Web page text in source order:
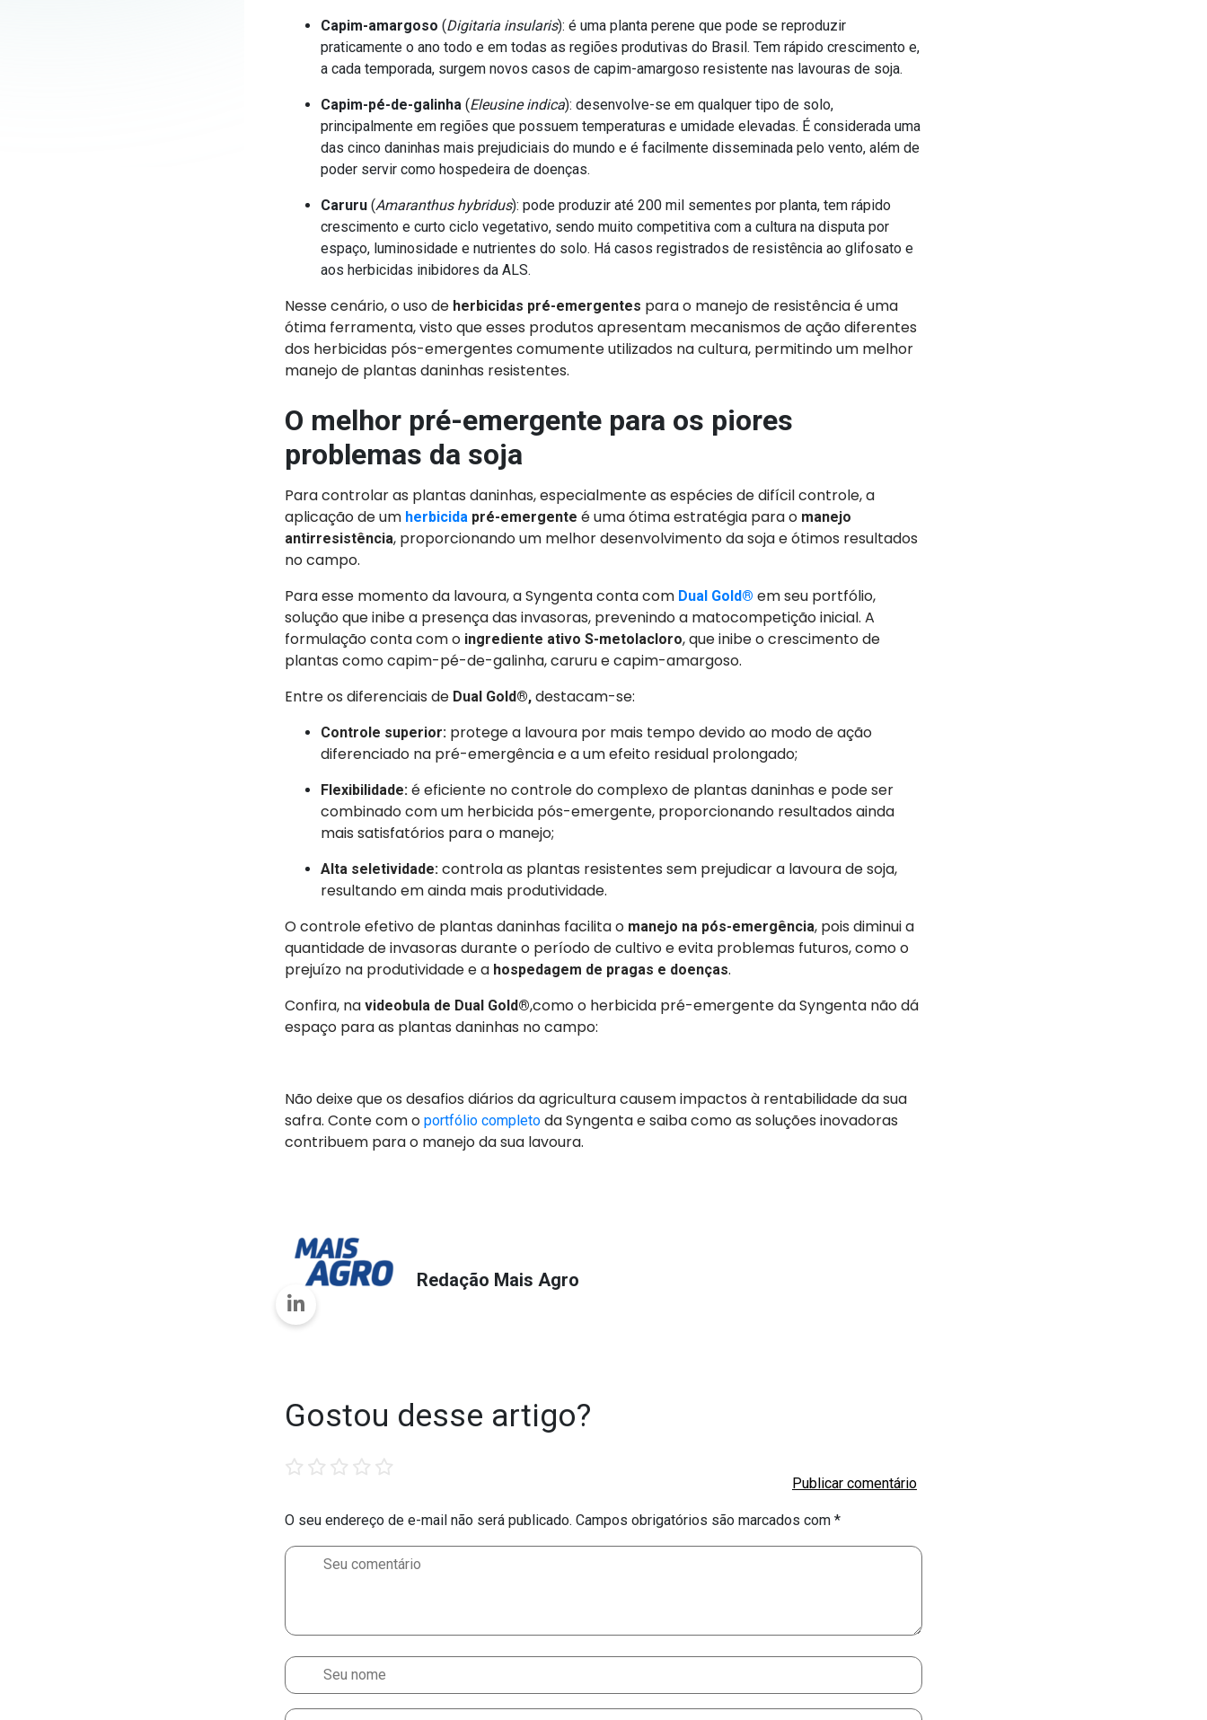
Capim-amargoso (Digitaria insularis): é uma planta perene que pode se reproduzir
praticamente o ano todo e em todas as regiões produtivas do Brasil. Tem rápido crescimento e,
a cada temporada, surgem novos casos de capim-amargoso resistente nas lavouras de soja.
Capim-pé-de-galinha(Eleusine indica): desenvolve-se em qualquer tipo de solo,
principalmente em regiões que possuem temperaturas e umidade elevadas. É considerada uma
das cinco daninhas mais prejudiciais do mundo e é facilmente disseminada pelo vento, além de
poder servir como hospedeira de doenças.
Caruru(Amaranthus hybridus): pode produzir até 200 mil sementes por planta, tem rápido
crescimento e curto ciclo vegetativo, sendo muito competitiva com a cultura na disputa por
espaço, luminosidade e nutrientes do solo. Há casos registrados de resistência ao glifosato e
aos herbicidas inibidores da ALS.
Nesse cenário, o uso de herbicidas pré-emergentes para o manejo de resistência é uma
ótima ferramenta, visto que esses produtos apresentam mecanismos de ação diferentes
dos herbicidas pós-emergentes comumente utilizados na cultura, permitindo um melhor
manejo de plantas daninhas resistentes.
O melhor pré-emergente para os piores
problemas da soja
Para controlar as plantas daninhas, especialmente as espécies de difícil controle, a
aplicação de um herbicidapré-emergente é uma ótima estratégia para o manejo
antirresistência, proporcionando um melhor desenvolvimento da soja e ótimos resultados
no campo.
Para esse momento da lavoura, a Syngenta conta com Dual Gold® em seu portfólio,
solução que inibe a presença das invasoras, prevenindo a matocompetição inicial. A
formulação conta com o ingrediente ativo S-metolacloro, que inibe o crescimento de
plantas como capim-pé-de-galinha, caruru e capim-amargoso.
Entre os diferenciais de Dual Gold®,destacam-se:
Controle superior:protege a lavoura por mais tempo devido ao modo de ação
diferenciado na pré-emergência e a um efeito residual prolongado;
Flexibilidade: é eficiente no controle do complexo de plantas daninhas e pode ser
combinado com um herbicida pós-emergente, proporcionando resultados ainda
mais satisfatórios para o manejo;
Alta seletividade: controla as plantas resistentes sem prejudicar a lavoura de soja,
resultando em ainda mais produtividade.
O controle efetivo de plantas daninhas facilita o manejo na pós-emergência, pois diminui a
quantidade de invasoras durante o período de cultivo e evita problemas futuros, como o
prejuízo na produtividade e a hospedagem de pragas e doenças.
Confira, na videobula de Dual Gold®,como o herbicida pré-emergente da Syngenta não dá
espaço para as plantas daninhas no campo:
Não deixe que os desafios diários da agricultura causem impactos à rentabilidade da sua
safra. Conte com o portfólio completoda Syngenta e saiba como as soluções inovadoras
contribuem para o manejo da sua lavoura.
Redação Mais Agro
Gostou desse artigo?
O seu endereço de e-mail não será publicado. Campos obrigatórios são marcados com *
star stars stars stars stars